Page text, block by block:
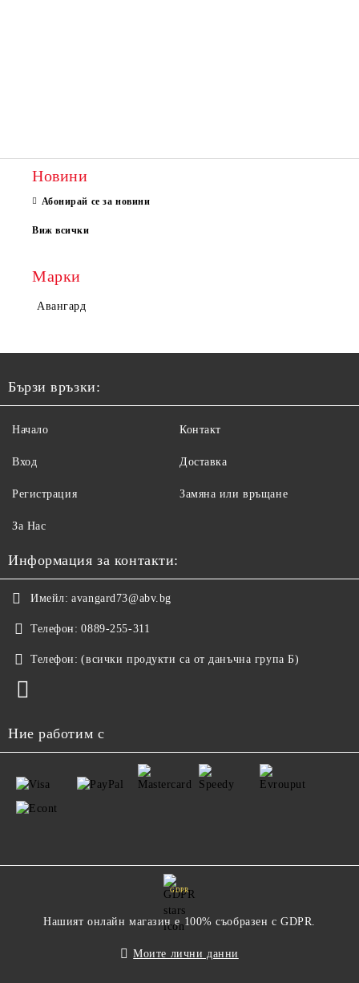
Новини
Абонирай се за новини
Виж всички
Марки
Авангард
Бързи връзки:
Начало
Вход
Регистрация
За Нас
Контакт
Доставка
Замяна или връщане
Информация за контакти:
Имейл: avangard73@abv.bg
Телефон: 0889-255-311
Телефон: (всички продукти са от данъчна група Б)
Ние работим с
GDPR
Нашият онлайн магазин е 100% съобразен с GDPR.
Моите лични данни